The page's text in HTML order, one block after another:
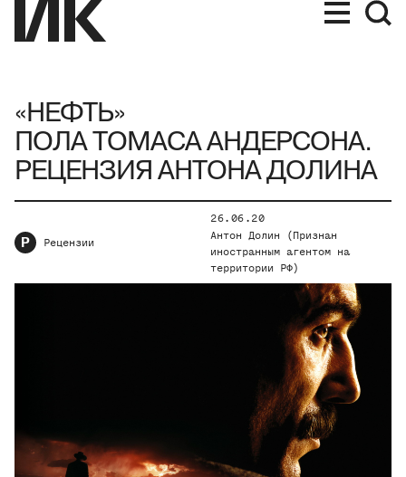
«НЕФТЬ»
ПОЛА ТОМАСА АНДЕРСОНА.
РЕЦЕНЗИЯ АНТОНА ДОЛИНА
Р Рецензии
26.06.20
Антон Долин (Признан
иностранным агентом на
территории РФ)